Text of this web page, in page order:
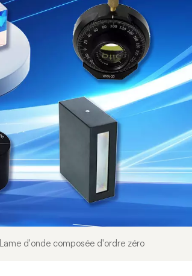
Español
日本語
한국어
中文
Svenska språket
Lietuvos kalba
Lame d'onde composée d'ordre zéro